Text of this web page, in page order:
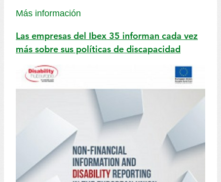
Más información
Las empresas del Ibex 35 informan cada vez
más sobre sus políticas de discapacidad